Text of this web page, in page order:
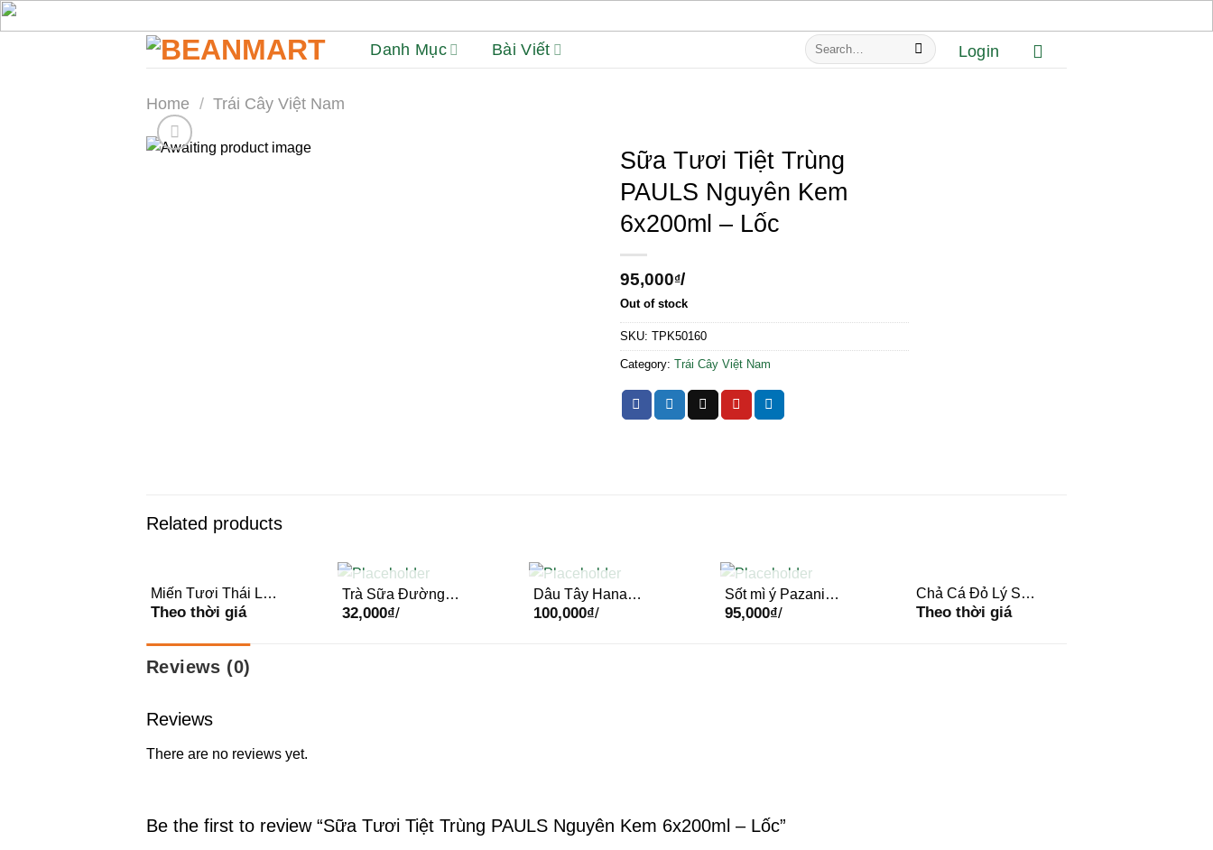
Skip
to
Danh Mục Bài Viết
Search
for:
Login
Home / Trái Cây Việt Nam
Sữa Tươi Tiệt Trùng
PAULS Nguyên Kem
6x200ml – Lốc
95,000₫/
Out of stock
SKU: TPK50160
Category: Trái Cây Việt Nam
Related products
OUT OF STOCK
Miến Tươi Thái Lan
200gr – Gói
Theo thời giá
OUT OF STOCK
Trà Sữa Đường
Đen OKF 390ml –
32,000₫/
OUT OF STOCK
Dâu Tây Hana
300g – Hôp
100,000₫/
OUT OF STOCK
Sốt mì ý Pazani
400gr – Hộp
95,000₫/
Chả Cá Đỏ Lý Sơn
sống – chiên
Theo thời giá
Reviews (0)
Reviews
There are no reviews yet.
Be the first to review “Sữa Tươi Tiệt Trùng PAULS Nguyên Kem 6x200ml – Lốc”